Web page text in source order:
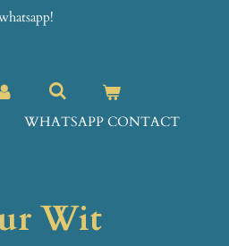
WHATSAPP CONTACT
Wit